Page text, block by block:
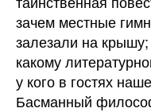
зачем местные
залезали на крышу;
какому
у кого в гостях
Басманный